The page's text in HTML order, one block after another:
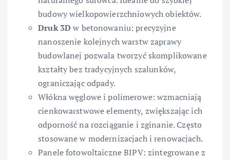
budowy wielkopowierzchniowych obiektów.
Druk 3D w betonowaniu: precyzyjne
nanoszenie kolejnych warstw zaprawy
budowlanej pozwala tworzyć skomplikowane
kształty bez tradycyjnych szalunków,
ograniczając odpady.
Włókna węglowe i polimerowe: wzmacniają
cienkowarstwowe elementy, zwiększając ich
odporność na rozciąganie i zginanie. Często
stosowane w modernizacjach i renowacjach.
Panele fotowoltaiczne BIPV: zintegrowane z